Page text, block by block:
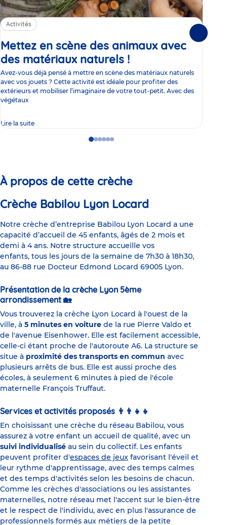
Activités
Mettez en scène des animaux avec
des matériaux naturels !
Avez-vous déjà pensé à mettre en scène des matériaux naturels
avec vos jouets ? Cette activité est idéale pour profiter des
extérieurs et mobiliser l’imaginaire de votre tout-petit. Avec des
végétaux
Lire la suite
GoGoGoGo
GoGo
À propos de cette crèche
Crèche Babilou Lyon Locard
Notre crèche d’entreprise Babilou Lyon Locard a une
capacité d’accueil de 45 enfants, âgés de 2 mois et
demi à 4 ans. Notre structure accueille vos
enfants, tous les jours de la semaine de 7h30 à 18h30,
au 86-88 rue Docteur Edmond Locard 69005 Lyon.
Présentation de la crèche Lyon 5ème
arrondissement 🏡
Vous trouverez la crèche Lyon Locard à l'ouest de la
ville, à 5 minutes en voiture de la rue Pierre Valdo et
de l'avenue Eisenhower. Elle est facilement accessible,
celle-ci étant proche de l'autoroute A6. La structure se
situe à proximité des transports en commun avec
plusieurs arrêts de bus. Elle est aussi proche des
écoles, à seulement 6 minutes à pied de l'école
maternelle François Truffaut.
Services et activités proposés 👨‍👨‍👧‍👧
En choisissant une crèche du réseau Babilou, vous
assurez à votre enfant un accueil de qualité, avec un
suivi individualisé au sein du collectif. Les enfants
peuvent profiter d'espaces de jeux favorisant l'éveil et
leur rythme d'apprentissage, avec des temps calmes
et des temps d'activités selon les besoins de chacun.
Comme les crèches d'associations ou les assistantes
maternelles, notre réseau met l'accent sur le bien-être
et le respect de l'individu, avec en plus l'assurance de
professionnels formés aux métiers de la petite